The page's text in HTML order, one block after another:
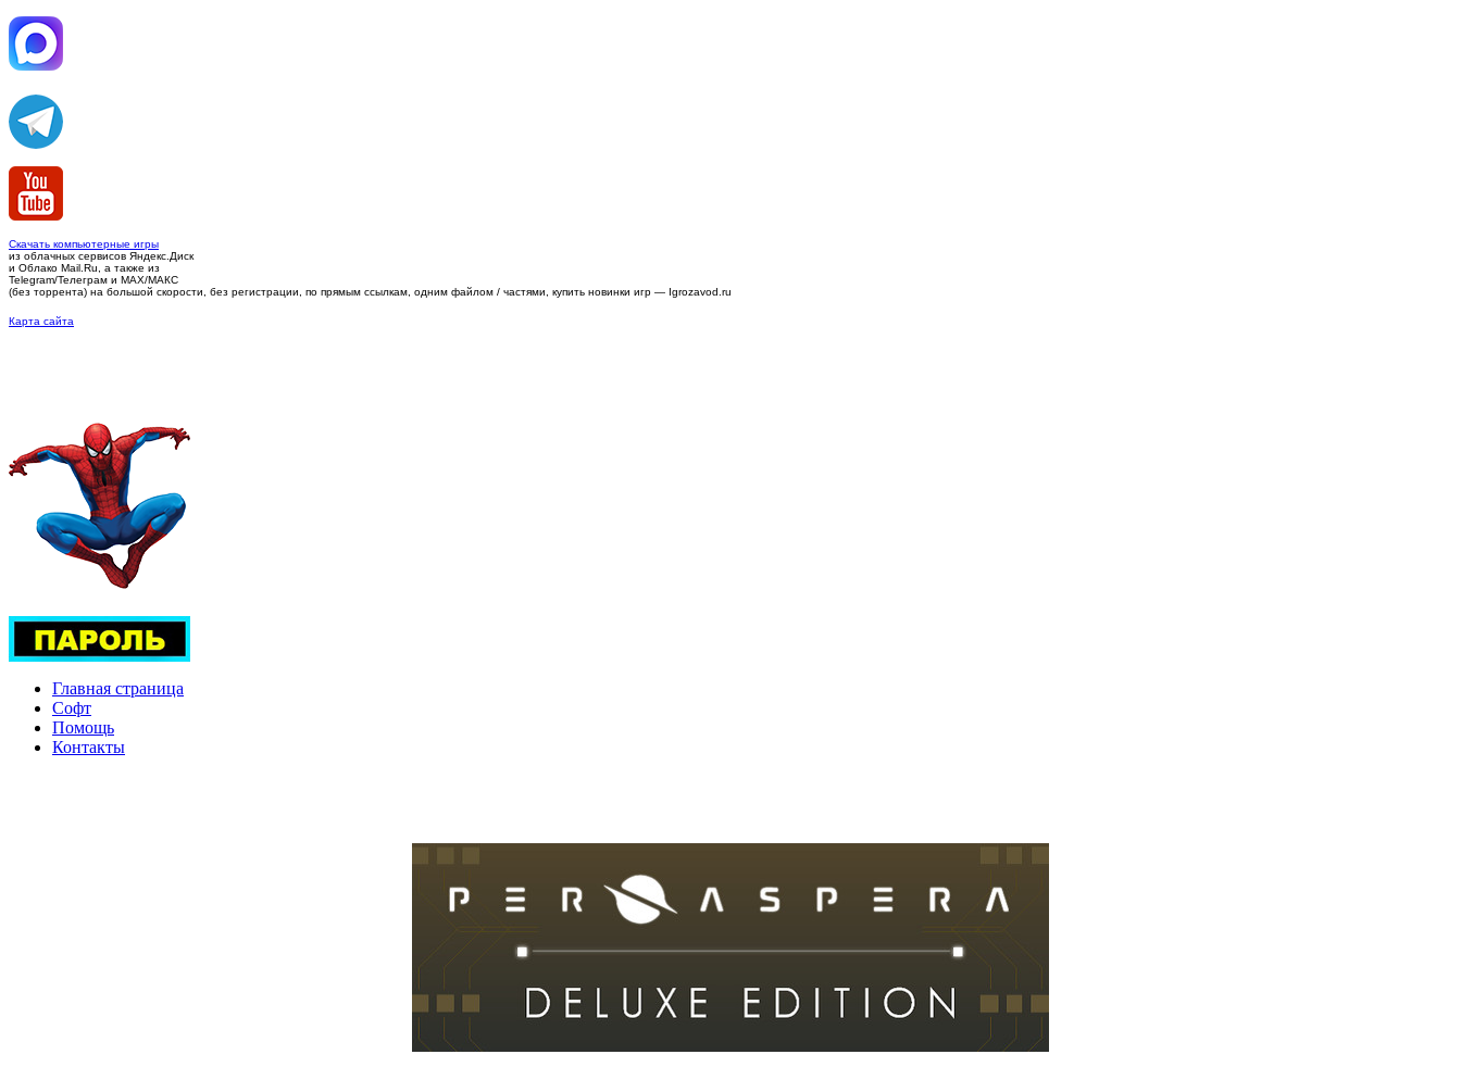
Скачать компьютерные игры
из облачных сервисов Яндекс.Диск
и Облако Mail.Ru, а также из
Telegram/Телеграм и MAX/МАКС
(без торрента) на большой скорости, без регистрации, по прямым ссылкам, одним файлом / частями, купить новинки игр — Igrozavod.ru
Карта сайта
Главная страница
Софт
Помощь
Контакты